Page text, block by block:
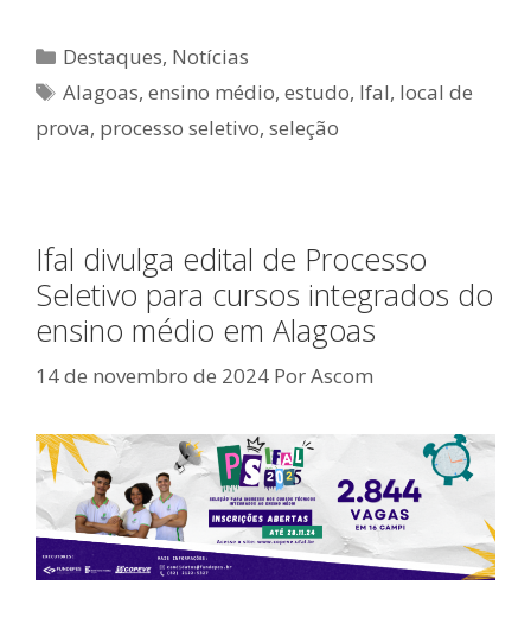
Categorias
Destaques, Notícias
Tags
Alagoas,ensino médio,estudo, Ifal, local de
prova, processo seletivo, seleção
Ifal divulga edital de Processo
Seletivo para cursos integrados do
ensino médio em Alagoas
14 de novembro de 2024 PorAscom